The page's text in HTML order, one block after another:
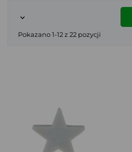

Pokazano 1-12 z 22 pozycji